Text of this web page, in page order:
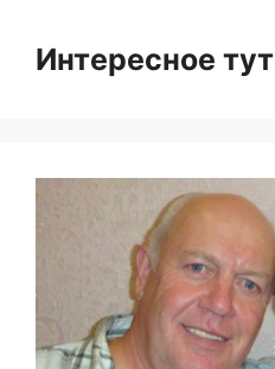
contentИнтересное тут